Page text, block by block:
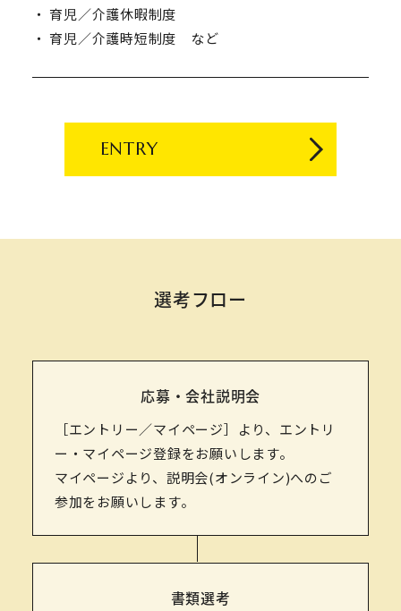
・ 育児／介護休暇制度
・ 育児／介護時短制度 など
ENTRY
選考フロー
応募・会社説明会
［エントリー／マイページ］
より、エントリ
ー・マイページ登録をお願いします。
マイページより、説明会(オンライン)へのご
参加をお願いします。
書類選考